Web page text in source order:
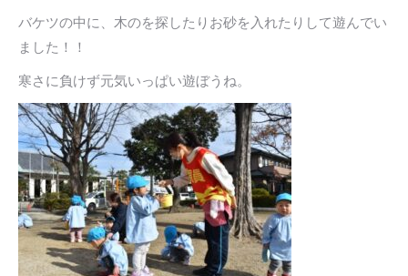
バケツの中に、木のを探したりお砂を入れたりして遊んでい
ました！！
寒さに負けず元気いっぱい遊ぼうね。